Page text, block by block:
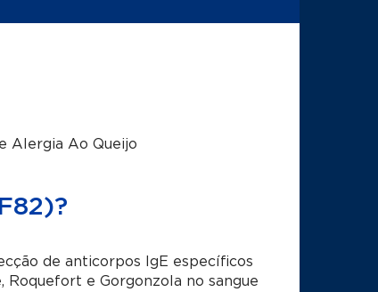
Alergia Ao Queijo
de anticorpos IgE específicos
e Gorgonzola no sangue